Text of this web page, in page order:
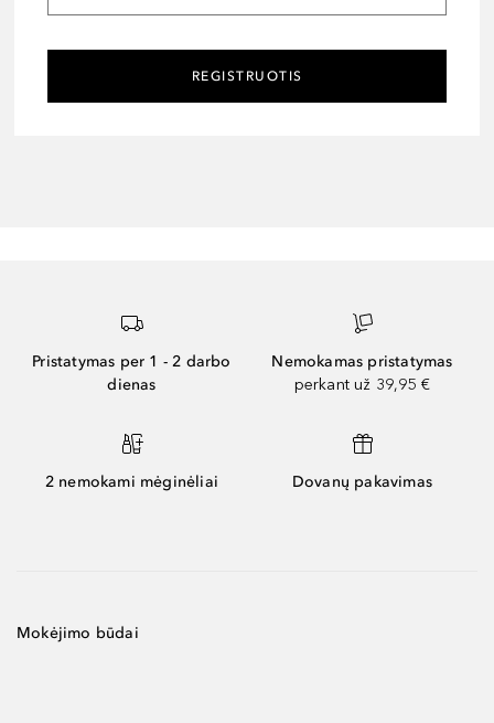
REGISTRUOTIS
Pristatymas per 1 - 2 darbo
dienas
Nemokamas pristatymas
perkant už 39,95 €
2 nemokami mėginėliai Dovanų pakavimas
Mokėjimo būdai